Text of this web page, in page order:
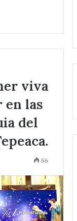
viva
en las
del
56